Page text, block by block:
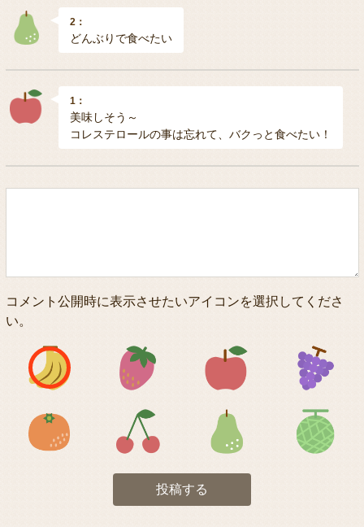
2：
どんぶりで食べたい
1：
美味しそう～
コレステロールの事は忘れて、バクっと食べたい！
コメント公開時に表示させたいアイコンを選択してくださ
い。
アイコン1 アイコン2 アイコン3
アイコン5 アイコン6 アイコン7
投稿する